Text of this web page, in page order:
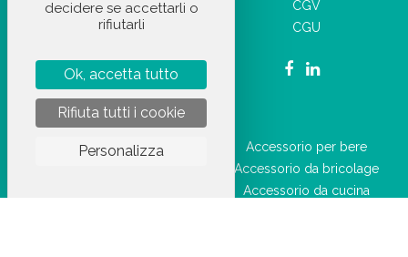
CGV
CGU
I NOSTRI PRODOTTI
Accessorio per auto
Accessorio per bere
Accessorio da bricolage
Accessorio da cucina
decidere se accettarli o
rifiutarli
Ok, accetta tutto
Rifiuta tutti i cookie
Personalizza